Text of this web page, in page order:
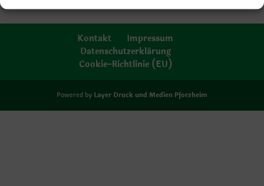
Kontakt
Impressum
Datenschutzerklärung
Cookie-Richtlinie (EU)
Powered by Layer Druck und Medien Pforzheim